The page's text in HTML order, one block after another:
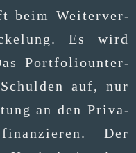
beim Wei­ter­ver­
Es wird
Port­fo­lio­un­ter­
auf, nur
an den Pri­va­
Der